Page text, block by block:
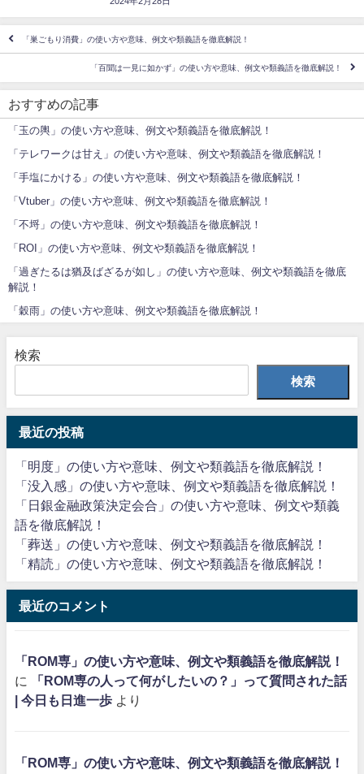
「巣ごもり消費」の使い方や意味、例文や類義語を徹底解説！
「百聞は一見に如かず」の使い方や意味、例文や類義語を徹底解説！
おすすめの記事
「玉の輿」の使い方や意味、例文や類義語を徹底解説！
「テレワークは甘え」の使い方や意味、例文や類義語を徹底解説！
「手塩にかける」の使い方や意味、例文や類義語を徹底解説！
「Vtuber」の使い方や意味、例文や類義語を徹底解説！
「不埒」の使い方や意味、例文や類義語を徹底解説！
「ROI」の使い方や意味、例文や類義語を徹底解説！
「過ぎたるは猶及ばざるが如し」の使い方や意味、例文や類義語を徹底
解説！
「穀雨」の使い方や意味、例文や類義語を徹底解説！
検索
検索
最近の投稿
「明度」の使い方や意味、例文や類義語を徹底解説！
「没入感」の使い方や意味、例文や類義語を徹底解説！
「日銀金融政策決定会合」の使い方や意味、例文や類義
語を徹底解説！
「葬送」の使い方や意味、例文や類義語を徹底解説！
「精読」の使い方や意味、例文や類義語を徹底解説！
最近のコメント
「ROM専」の使い方や意味、例文や類義語を徹底解説！
に
「ROM専の人って何がしたいの？」って質問された話
| 今日も日進一歩 より
「ROM専」の使い方や意味、例文や類義語を徹底解説！